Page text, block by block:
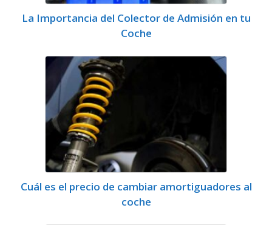
La Importancia del Colector de Admisión en tu
Coche
Cuál es el precio de cambiar amortiguadores al
coche